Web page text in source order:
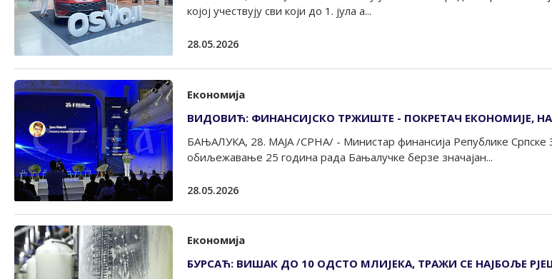
којој учествују сви који до 1. јула а...
28.05.2026
Економија
ВИДОВИЋ: ФИНАНСИЈСКО ТРЖИШТЕ - ПОКРЕТАЧ ЕКОНОМИЈЕ,
БАЊАЛУКА, 28. МАЈА /СРНА/ - Министар финансија Републике Српске
обиљежавање 25 година рада Бањалучке берзе значајан...
28.05.2026
Економија
БУРСАЋ: ВИШАК ДО 10 ОДСТО МЛИЈЕКА, ТРАЖИ СЕ НАЈБОЉЕ